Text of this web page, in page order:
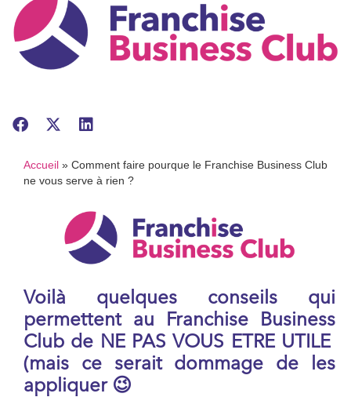
Accueil » Comment faire pourque le Franchise Business Club
ne vous serve à rien ?
Voilà quelques conseils qui
permettent au Franchise Business
Club de NE PAS VOUS ETRE UTILE
(mais ce serait dommage de les
appliquer 😉